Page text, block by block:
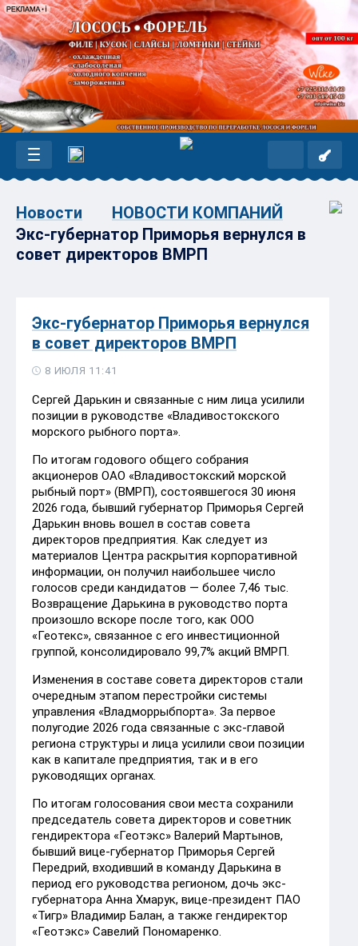
Новости
НОВОСТИ КОМПАНИЙ
Экс-губернатор Приморья вернулся в
совет директоров ВМРП
Экс-губернатор Приморья вернулся
в совет директоров ВМРП
8 ИЮЛЯ 11:41
Сергей Дарькин и связанные с ним лица усилили
позиции в руководстве «Владивостокского
морского рыбного порта».
По итогам годового общего собрания
акционеров ОАО «Владивостокский морской
рыбный порт» (ВМРП), состоявшегося 30 июня
2026 года, бывший губернатор Приморья Сергей
Дарькин вновь вошел в состав совета
директоров предприятия. Как следует из
материалов Центра раскрытия корпоративной
информации, он получил наибольшее число
голосов среди кандидатов — более 7,46 тыс.
Возвращение Дарькина в руководство порта
произошло вскоре после того, как ООО
«Геотекс», связанное с его инвестиционной
группой, консолидировало 99,7% акций ВМРП.
Изменения в составе совета директоров стали
очередным этапом перестройки системы
управления «Владморрыбпорта». За первое
полугодие 2026 года связанные с экс-главой
региона структуры и лица усилили свои позиции
как в капитале предприятия, так и в его
руководящих органах.
По итогам голосования свои места сохранили
председатель совета директоров и советник
гендиректора «Геотэкс» Валерий Мартынов,
бывший вице-губернатор Приморья Сергей
Передрий, входивший в команду Дарькина в
период его руководства регионом, дочь экс-
губернатора Анна Хмарук, вице-президент ПАО
«Тигр» Владимир Балан, а также гендиректор
«Геотэкс» Савелий Пономаренко.